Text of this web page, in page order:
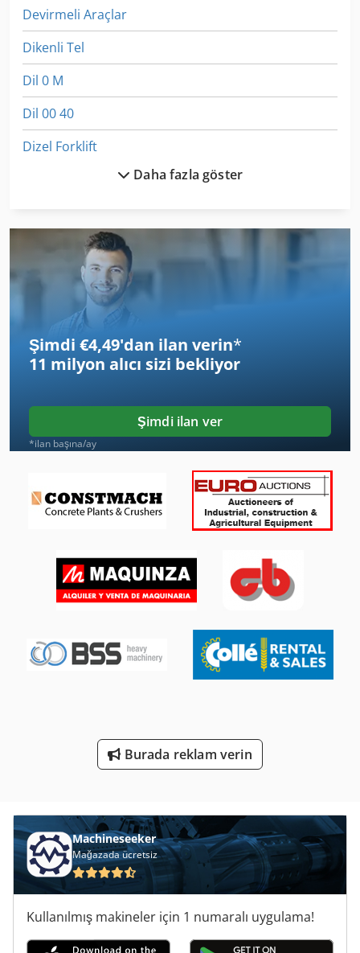
Devirmeli Araçlar
Dikenli Tel
Dil 0 M
Dil 00 40
Dizel Forklift
Dizel Tank Sistemi
Dizel Toplama
Dondurulmuş Et Kesiciler
Dsd 201
Dws 200
Dz 750
Düzleştirme Makine Tel
El Hidrolik Silindir
Et Dikey Gördüm
Et Işleme
Ticari Römorklar
Daha fazla göster
Şimdi €4,49'dan ilan verin*
11 milyon alıcı sizi bekliyor
Şimdi ilan ver
*ilan başına/ay
Burada reklam verin
Machineseeker
Mağazada ücretsiz
Kullanılmış makineler için 1 numaralı uygulama!